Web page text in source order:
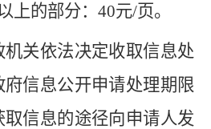
上的部分：40元/页。
关依法决定收取信息处
信息公开申请处理期限
信息的途径向申请人发